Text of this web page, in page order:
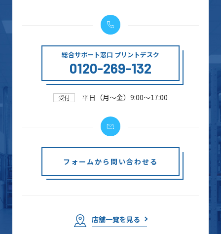
総合サポート窓口 プリントデスク
0120-269-132
受付 平日（月～金）9:00～17:00
フォームから問い合わせる
店舗一覧を見る